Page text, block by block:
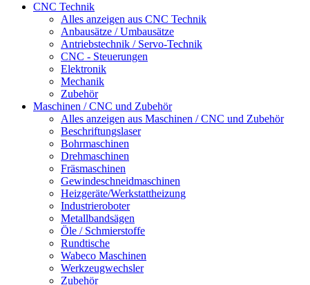
CNC Technik
Alles anzeigen aus CNC Technik
Anbausätze / Umbausätze
Antriebstechnik / Servo-Technik
CNC - Steuerungen
Elektronik
Mechanik
Zubehör
Maschinen / CNC und Zubehör
Alles anzeigen aus Maschinen / CNC und Zubehör
Beschriftungslaser
Bohrmaschinen
Drehmaschinen
Fräsmaschinen
Gewindeschneidmaschinen
Heizgeräte/Werkstattheizung
Industrieroboter
Metallbandsägen
Öle / Schmierstoffe
Rundtische
Wabeco Maschinen
Werkzeugwechsler
Zubehör